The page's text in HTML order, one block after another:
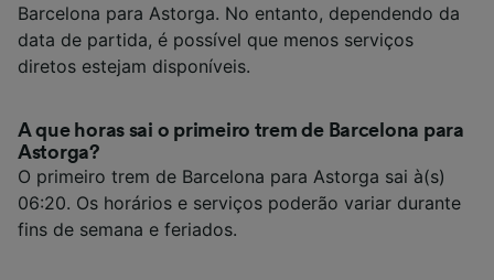
Barcelona para Astorga. No entanto, dependendo da
data de partida, é possível que menos serviços
diretos estejam disponíveis.
A que horas sai o primeiro trem de Barcelona para
Astorga?
O primeiro trem de Barcelona para Astorga sai à(s)
06:20. Os horários e serviços poderão variar durante
fins de semana e feriados.